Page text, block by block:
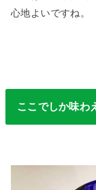
心地よいですね。
ここでしか味わ